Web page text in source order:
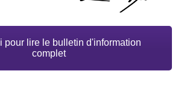
pour lire le bulletin d'information
complet